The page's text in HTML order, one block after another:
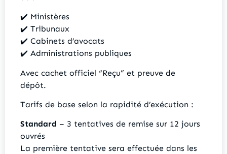
✔️ Ministères
✔️ Tribunaux
✔️ Cabinets d’avocats
✔️ Administrations publiques
Avec cachet officiel “Reçu” et preuve de
dépôt.
Tarifs de base selon la rapidité d’exécution :
Standard – 3 tentatives de remise sur 12 jours
ouvrés
La première tentative sera effectuée dans les